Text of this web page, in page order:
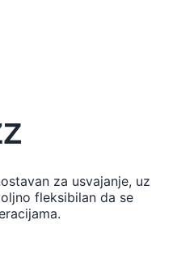
za usvajanje, uz
fleksibilan da se